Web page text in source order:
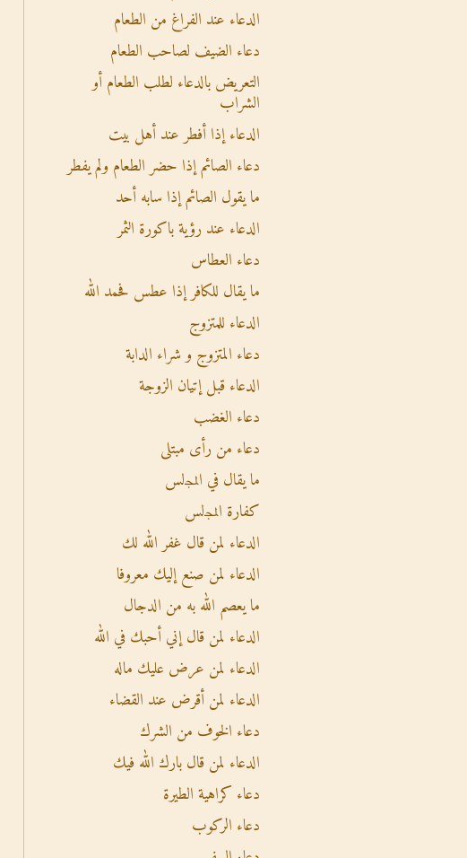
الدعاء عند الفراغ من الطعام
دعاء الضيف لصاحب الطعام
التعريض بالدعاء لطلب الطعام أو
الشراب
الدعاء إذا أفطر عند أهل بيت
دعاء الصائم إذا حضر الطعام ولم يفطر
ما يقول الصائم إذا سابه أحد
الدعاء عند رؤية باكورة الثمر
دعاء العطاس
ما يقال للكافر إذا عطس فحمد الله
الدعاء للمتزوج
دعاء المتزوج و شراء الدابة
الدعاء قبل إتيان الزوجة
دعاء الغضب
دعاء من رأى مبتلى
ما يقال في اﻟﻤﺠلس
كفارة اﻟﻤﺠلس
الدعاء لمن قال غفر الله لك
الدعاء لمن صنع إليك معروفا
ما يعصم الله به من الدجال
الدعاء لمن قال إني أحبك في الله
الدعاء لمن عرض عليك ماله
الدعاء لمن أقرض عند القضاء
دعاء الخوف من الشرك
الدعاء لمن قال بارك الله فيك
دعاء كراهية الطيرة
دعاء الركوب